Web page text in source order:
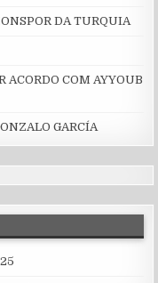
DA TURQUIA
ACORDO COM AYYOUB
GARCÍA